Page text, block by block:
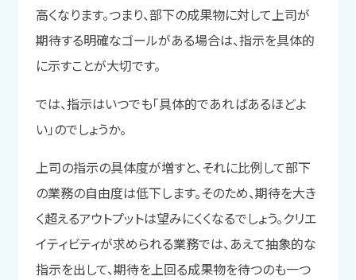
高くなります。つまり、部下の成果物に対して上司が
期待する明確なゴールがある場合は、指示を具体的
に示すことが大切です。
では、指示はいつでも「具体的であればあるほどよ
い」のでしょうか。
上司の指示の具体度が増すと、それに比例して部下
の業務の自由度は低下します。そのため、期待を大き
く超えるアウトプットは望みにくくなるでしょう。クリエ
イティビティが求められる業務では、あえて抽象的な
指示を出して、期待を上回る成果物を待つのも一つ